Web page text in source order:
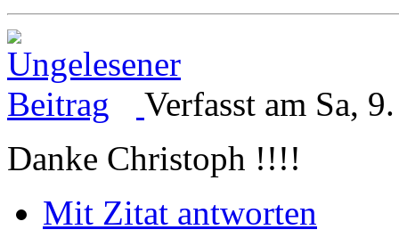
Verfasst am Sa,
Danke Christoph !!!!
Mit Zitat antworten